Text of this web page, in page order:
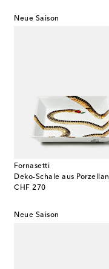
Neue Saison
Fornasetti
Deko-Schale aus Porzellan
CHF 270
original price
Neue Saison